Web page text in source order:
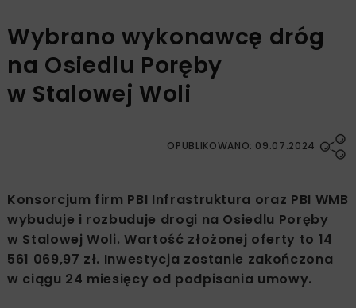
Wybrano wykonawcę dróg
na Osiedlu Poręby
w Stalowej Woli
OPUBLIKOWANO: 09.07.2024
Konsorcjum firm PBI Infrastruktura oraz PBI WMB
wybuduje i rozbuduje drogi na Osiedlu Poręby
w Stalowej Woli. Wartość złożonej oferty to 14
561 069,97 zł. Inwestycja zostanie zakończona
w ciągu 24 miesięcy od podpisania umowy.